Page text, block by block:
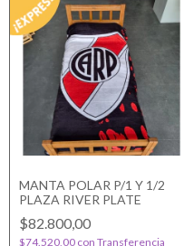
MANTA POLAR P/1 Y 1/2
PLAZA RIVER PLATE
$82.800,00
$74.520,00 con Transferencia